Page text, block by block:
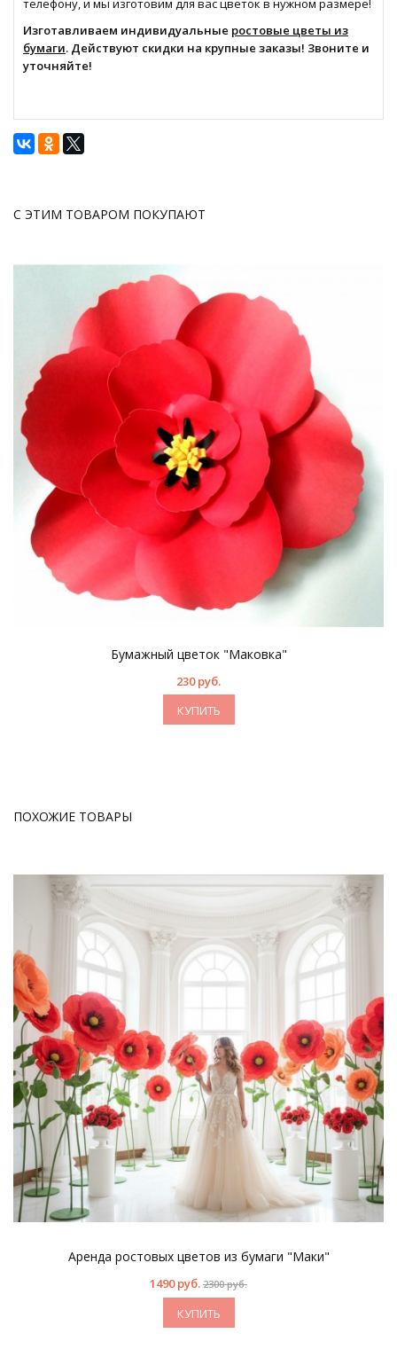
телефону, и мы изготовим для вас цветок в нужном размере!
Изготавливаем индивидуальные ростовые цветы из
бумаги. Действуют скидки на крупные заказы! Звоните и
уточняйте!
С ЭТИМ ТОВАРОМ ПОКУПАЮТ
Бумажный цветок "Маковка"
230 руб.
КУПИТЬ
ПОХОЖИЕ ТОВАРЫ
Аренда ростовых цветов из бумаги "Маки"
1490 руб. 2300 руб.
КУПИТЬ